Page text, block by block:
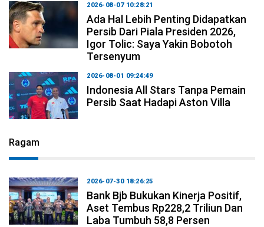
2026-08-07 10:28:21
Ada Hal Lebih Penting Didapatkan
Persib Dari Piala Presiden 2026,
Igor Tolic: Saya Yakin Bobotoh
Tersenyum
2026-08-01 09:24:49
Indonesia All Stars Tanpa Pemain
Persib Saat Hadapi Aston Villa
Ragam
2026-07-30 18:26:25
Bank Bjb Bukukan Kinerja Positif,
Aset Tembus Rp228,2 Triliun Dan
Laba Tumbuh 58,8 Persen